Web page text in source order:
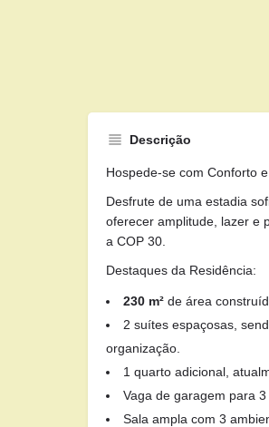
Descrição
Hospede-se com Conforto
Desfrute de uma estadia
oferecer amplitude, lazer e
a COP 30.
Destaques da Residência:
230 m² de área
2 suítes espaçosas,
organização.
1 quarto adicional,
Vaga de garagem para
Sala ampla com 3